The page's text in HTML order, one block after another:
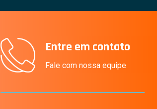
Entre em contato
Fale com nossa equipe